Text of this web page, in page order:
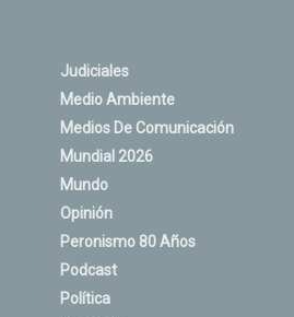
Judiciales
Medio Ambiente
Medios De Comunicación
Mundial 2026
Mundo
Opinión
Peronismo 80 Años
Podcast
Política